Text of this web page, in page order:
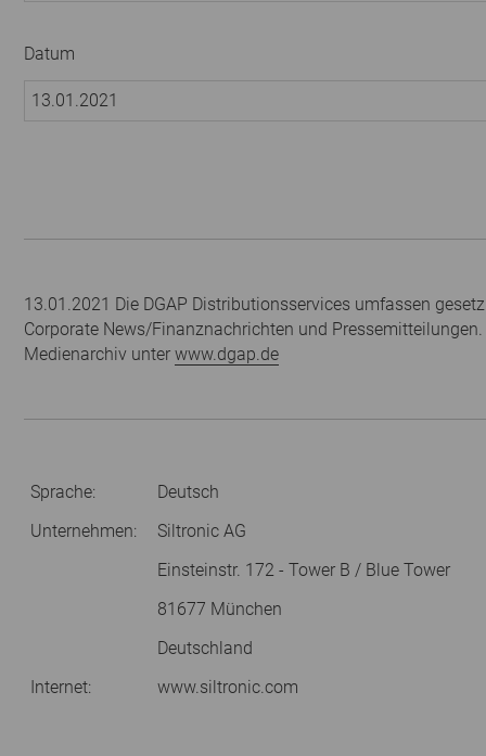
Datum
13.01.2021
13.01.2021 Die DGAP Distributionsservices umfassen
Corporate News/Finanznachrichten und Pressemitteilungen.
Medienarchiv unter www.dgap.de
Sprache:
Deutsch
Unternehmen:
Siltronic AG
Einsteinstr. 172 - Tower B / Blue Tower
81677 München
Deutschland
Internet:
www.siltronic.com